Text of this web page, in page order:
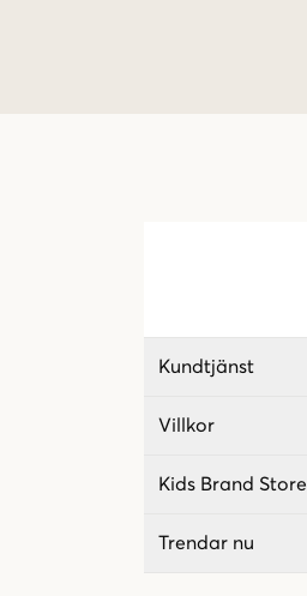
Kundtjänst
Villkor
Kids Brand Store
Trendar nu